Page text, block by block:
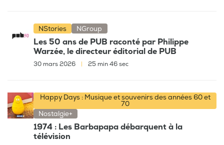
NStories NGroup
Les 50 ans de PUB raconté par Philippe
Warzée, le directeur éditorial de PUB
30 mars 2026 25 min 46 sec
Happy Days : Musique et souvenirs des années 60 et
70
Nostalgie+
1974 : Les Barbapapa débarquent à la
télévision